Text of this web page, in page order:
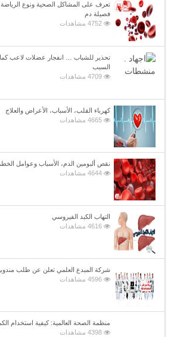
تعرف على المشاكل الصحية ونوع الرياضة
فصيلة دم
4752 مشاهدات
تحذير للشباب … انفجار عضلات لاعب
السبب
4709 مشاهدات
كهرباء القلب، الأسباب، الأعراض والعلاج
4665 مشاهدات
نقص ألبومين الدم، الأسباب وعوامل الخطر
4644 مشاهدات
التهاب الكبد الفيروسي
4616 مشاهدات
شركة المبدع العلمي تعلن عن طلب
4596 مشاهدات
منظمة الصحة العالمية: كيفية استخدام
4398 مشاهدات